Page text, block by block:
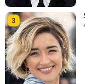
3